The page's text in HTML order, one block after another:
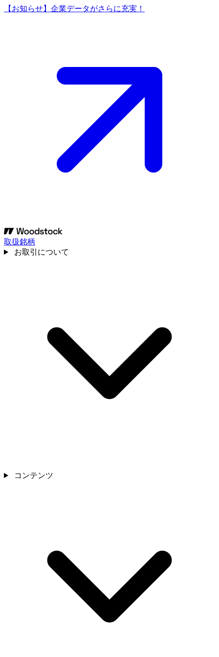
【お知らせ】企業データがさらに充実！
取扱銘柄
お取引について
コンテンツ